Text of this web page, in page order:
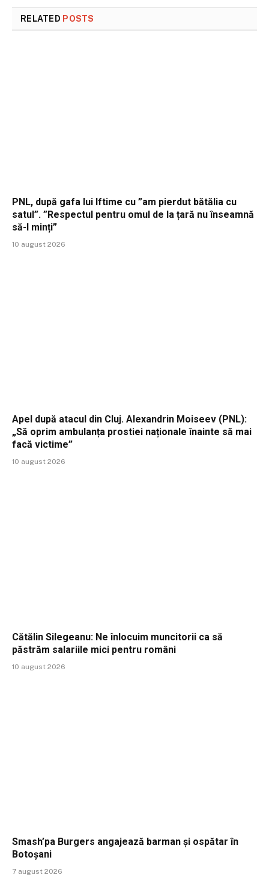
RELATED POSTS
PNL, după gafa lui Iftime cu ”am pierdut bătălia cu
satul”. ”Respectul pentru omul de la țară nu înseamnă
să-l minți”
10 august 2026
Apel după atacul din Cluj. Alexandrin Moiseev (PNL):
„Să oprim ambulanța prostiei naționale înainte să mai
facă victime”
10 august 2026
Cătălin Silegeanu: Ne înlocuim muncitorii ca să
păstrăm salariile mici pentru români
10 august 2026
Smash’pa Burgers angajează barman și ospătar în
Botoșani
7 august 2026